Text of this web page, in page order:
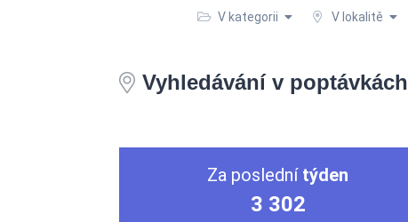
V kategorii V lokalitě
Vyhledávání v poptávkách
Za poslední týden
3 302